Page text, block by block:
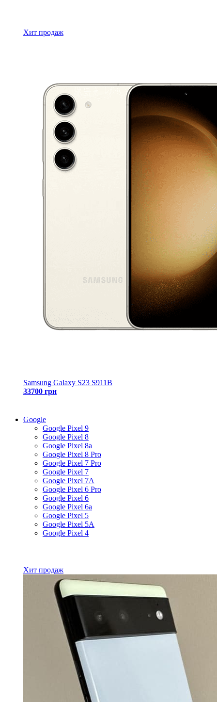
Хит продаж
Samsung Galaxy S23 S911B
33700 грн
Google
Google Pixel 9
Google Pixel 8
Google Pixel 8a
Google Pixel 8 Pro
Google Pixel 7 Pro
Google Pixel 7
Google Pixel 7A
Google Pixel 6 Pro
Google Pixel 6
Google Pixel 6a
Google Pixel 5
Google Pixel 5A
Google Pixel 4
Хит продаж